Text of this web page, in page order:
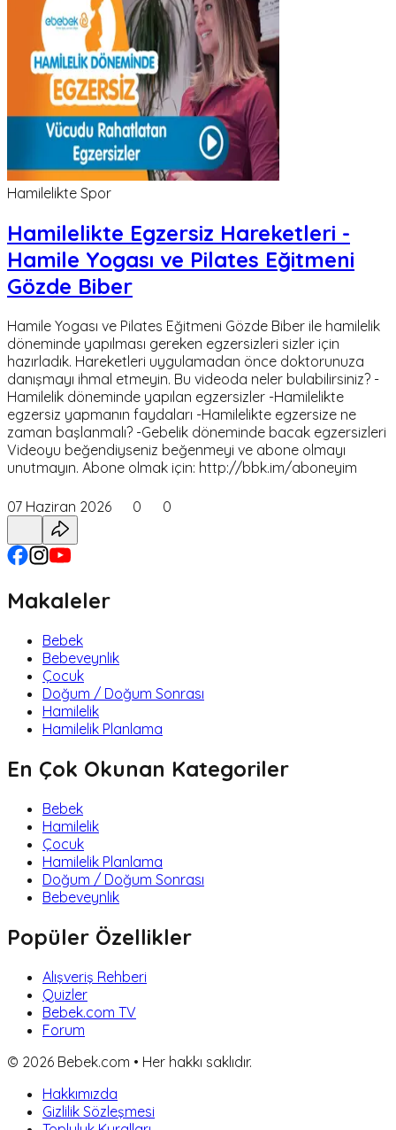
Hamilelikte Spor
Hamilelikte Egzersiz Hareketleri -
Hamile Yogası ve Pilates Eğitmeni
Gözde Biber
Hamile Yogası ve Pilates Eğitmeni Gözde Biber ile hamilelik
döneminde yapılması gereken egzersizleri sizler için
hazırladık. Hareketleri uygulamadan önce doktorunuza
danışmayı ihmal etmeyin. Bu videoda neler bulabilirsiniz? -
Hamilelik döneminde yapılan egzersizler -Hamilelikte
egzersiz yapmanın faydaları -Hamilelikte egzersize ne
zaman başlanmalı? -Gebelik döneminde bacak egzersizleri
Videoyu beğendiyseniz beğenmeyi ve abone olmayı
unutmayın. Abone olmak için: http://bbk.im/aboneyim
07 Haziran 2026 0 0
Makaleler
Bebek
Bebeveynlik
Çocuk
Doğum / Doğum Sonrası
Hamilelik
Hamilelik Planlama
En Çok Okunan Kategoriler
Bebek
Hamilelik
Çocuk
Hamilelik Planlama
Doğum / Doğum Sonrası
Bebeveynlik
Popüler Özellikler
Alışveriş Rehberi
Quizler
Bebek.com TV
Forum
© 2026 Bebek.com • Her hakkı saklıdır.
Hakkımızda
Gizlilik Sözleşmesi